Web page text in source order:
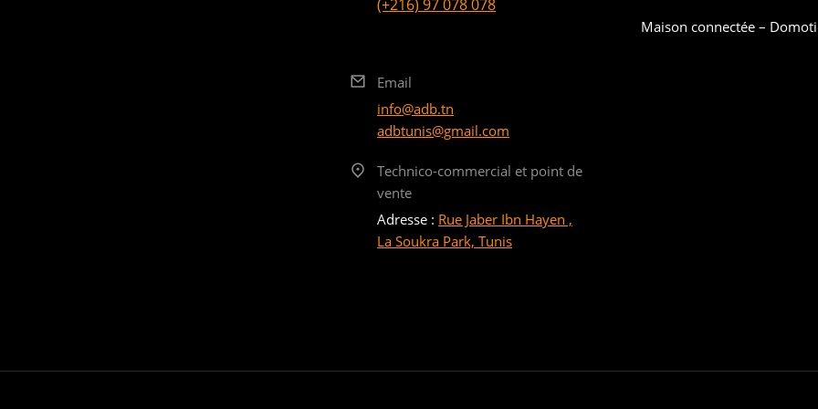
(+216) 97 078 078
Email
info@adb.tn
adbtunis@gmail.com
Technico-commercial et point de
vente
Adresse : Rue Jaber Ibn Hayen ,
La Soukra Park, Tunis
Maison connectée –